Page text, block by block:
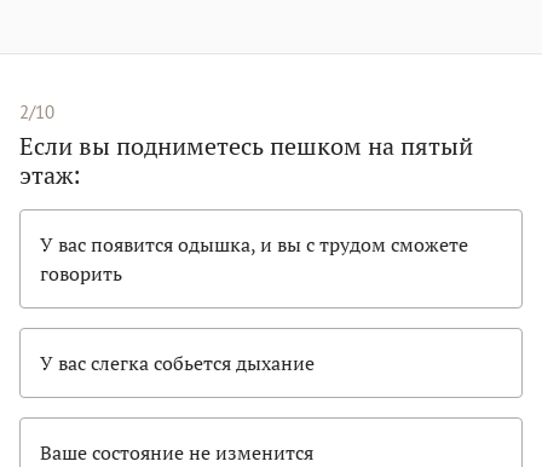
2/10
Если вы подниметесь пешком на пятый
этаж:
У вас появится одышка, и вы с трудом сможете
говорить
У вас слегка собьется дыхание
Ваше состояние не изменится